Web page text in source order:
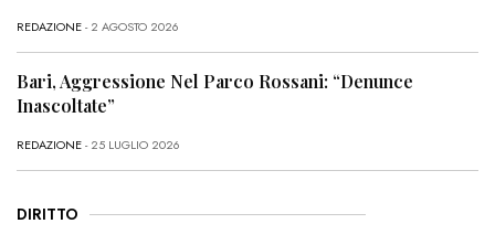
REDAZIONE- 2 AGOSTO 2026
Bari, Aggressione Nel Parco Rossani: “Denunce
Inascoltate”
REDAZIONE- 25 LUGLIO 2026
DIRITTO